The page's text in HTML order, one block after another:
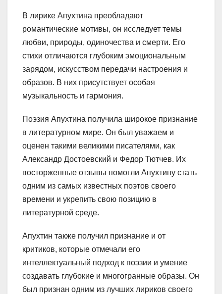
В лирике Апухтина преобладают
романтические мотивы, он исследует темы
любви, природы, одиночества и смерти. Его
стихи отличаются глубоким эмоциональным
зарядом, искусством передачи настроения и
образов. В них присутствует особая
музыкальность и гармония.
Поэзия Апухтина получила широкое признание
в литературном мире. Он был уважаем и
оценен такими великими писателями, как
Александр Достоевский и Федор Тютчев. Их
восторженные отзывы помогли Апухтину стать
одним из самых известных поэтов своего
времени и укрепить свою позицию в
литературной среде.
Апухтин также получил признание и от
критиков, которые отмечали его
интеллектуальный подход к поэзии и умение
создавать глубокие и многогранные образы. Он
был признан одним из лучших лириков своего